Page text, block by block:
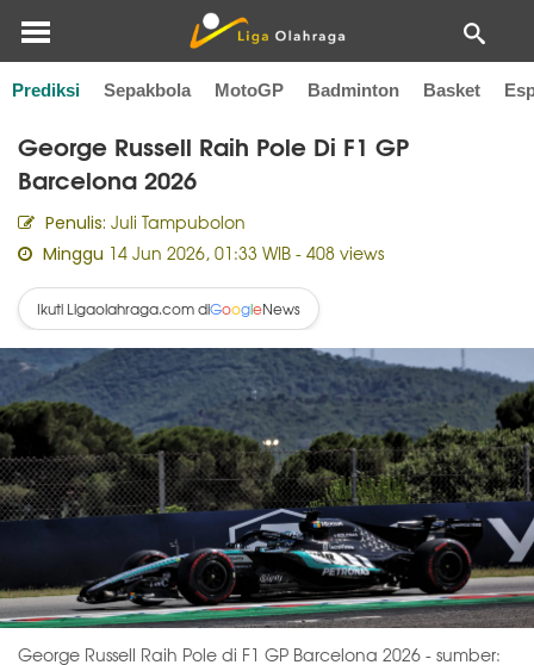
Prediksi Sepakbola MotoGP Badminton Basket
Home F1
George Russell Raih Pole Di F1 GP
Barcelona 2026
Penulis: Juli Tampubolon
Minggu 14 Jun 2026, 01:33 WIB - 408 views
Ikuti Ligaolahraga.com diGoogleNews
George Russell Raih Pole di F1 GP Barcelona 2026 - sumber: